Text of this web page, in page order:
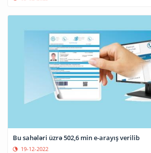
Bu sahələri üzrə 502,6 min e-arayış verilib
19-12-2022